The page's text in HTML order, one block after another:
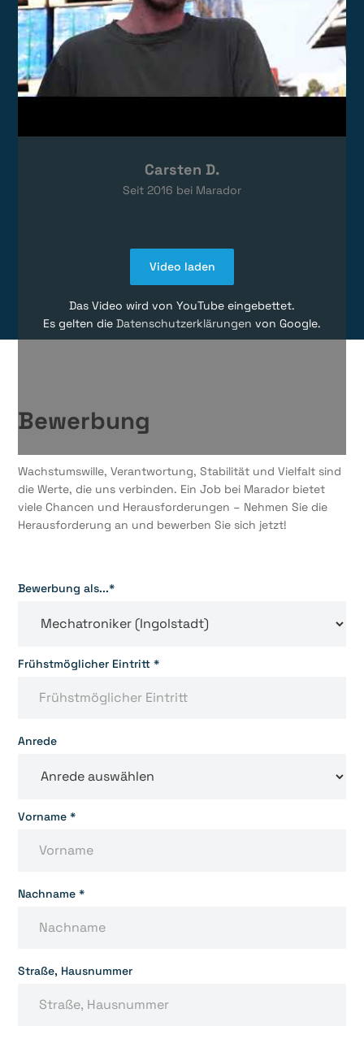
Video laden
Das Video wird von YouTube eingebettet.
Es gelten die Datenschutzerklärungen von Google.
Carsten D.
Seit 2016 bei Marador
Bewerbung
Wachstumswille, Verantwortung, Stabilität und Vielfalt sind
die Werte, die uns verbinden. Ein Job bei Marador bietet
viele Chancen und Herausforderungen – Nehmen Sie die
Herausforderung an und bewerben Sie sich jetzt!
Bewerbung als...*
Frühstmöglicher Eintritt *
Anrede
Vorname *
Nachname *
Straße, Hausnummer